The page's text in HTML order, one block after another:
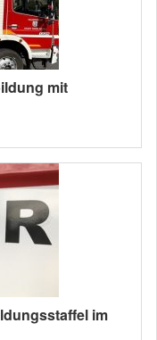
mit
im